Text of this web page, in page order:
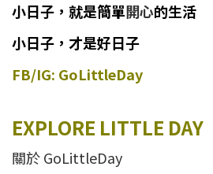
小日子 ， 就是簡單開心的生活
小日子，才是好日子
FB/IG: GoLittleDay
EXPLORE LITTLE DAY
關於 GoLittleDay